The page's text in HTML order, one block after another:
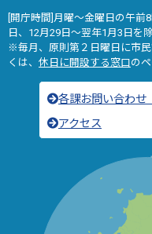
[開庁時間]月曜～金曜日の午
日、12月29日～翌年1月3日を除
※毎月、原則第２日曜日に市
くは、 休日に開設する窓口の
各課お問い合わせ
アクセス